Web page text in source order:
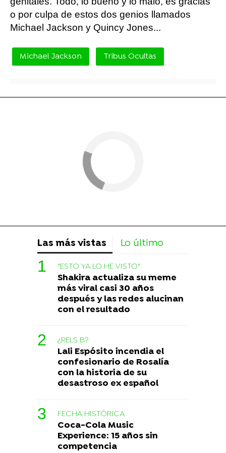
o por culpa de estos dos genios llamados
Michael Jackson y Quincy Jones...
Michael Jackson Tribus Ocultas
Las más vistas Lo último
"ESTO YA LO HE VISTO"
Shakira actualiza su meme
más viral casi 30 años
después y las redes alucinan
con el resultado
¿RELS B?
Lali Espósito incendia el
confesionario de Rosalía
con la historia de su
desastroso ex español
FECHA HISTÓRICA
Coca-Cola Music
Experience: 15 años sin
competencia